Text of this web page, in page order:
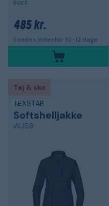
sort
485 kr.
Sendes indenfor 10-12 dage
Tøj & sko
TEXSTAR
Softshelljakke
WJ58